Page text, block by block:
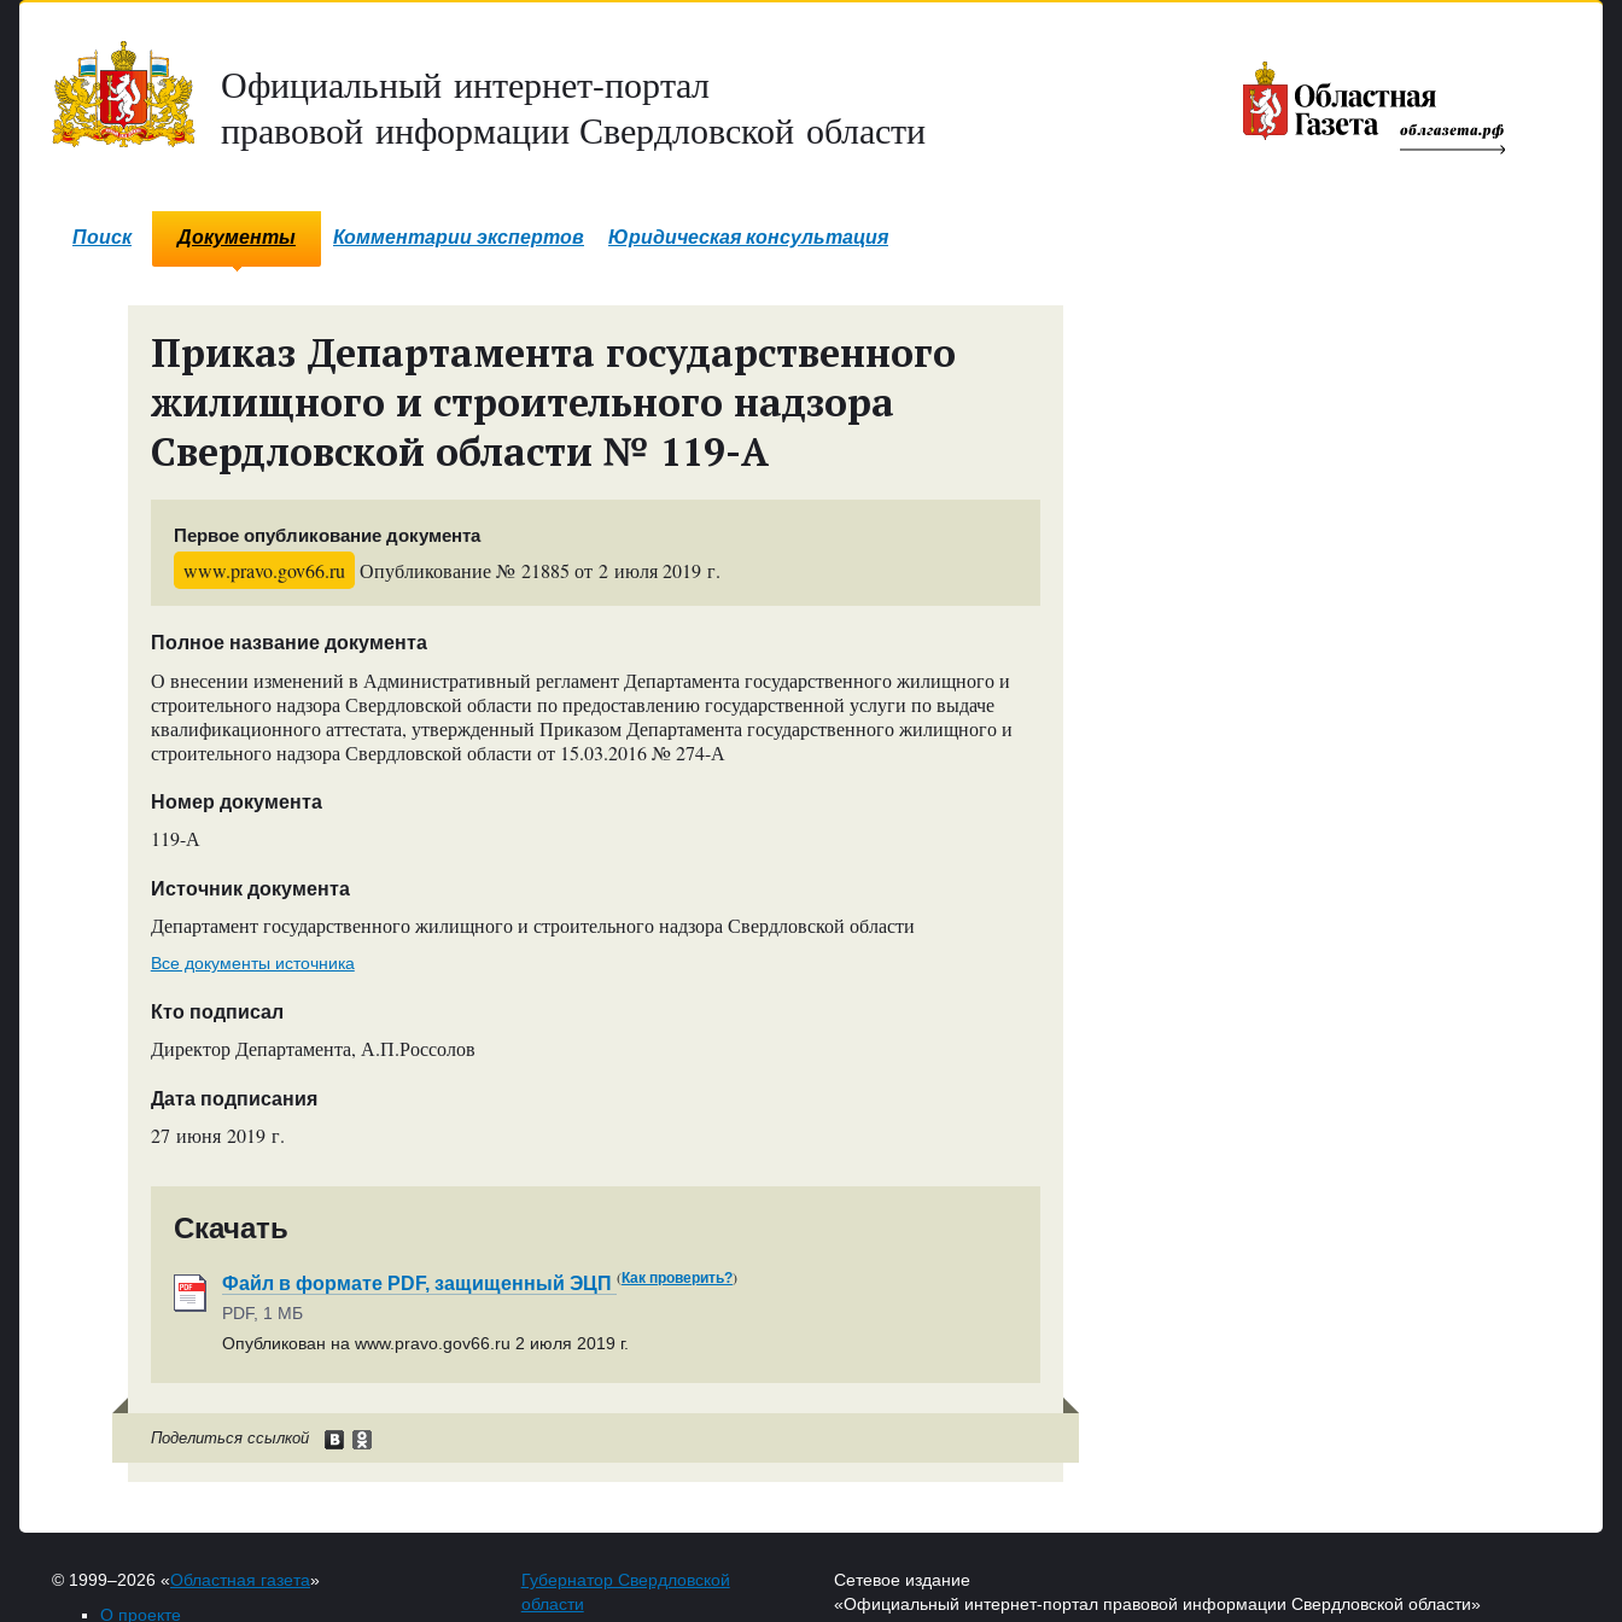
Официальный интернет-портал
правовой информации Свердловской области
Поиск Документы Комментарии экспертов Юридическая консультация
Приказ Департамента государственного
жилищного и строительного надзора
Свердловской области № 119-А
Первое опубликование документа
www.pravo.gov66.ru Опубликование № 21885 от 2 июля 2019 г.
Полное название документа
О внесении изменений в Административный регламент Департамента государственного жилищного и
строительного надзора Свердловской области по предоставлению государственной услуги по выдаче
квалификационного аттестата, утвержденный Приказом Департамента государственного жилищного и
строительного надзора Свердловской области от 15.03.2016 № 274-А
Номер документа
119-А
Источник документа
Департамент государственного жилищного и строительного надзора Свердловской области
Все документы источника
Кто подписал
Директор Департамента, А.П.Россолов
Дата подписания
27 июня 2019 г.
Скачать
Файл в формате PDF, защищенный ЭЦП (Как проверить?)
PDF, 1 МБ
Опубликован на www.pravo.gov66.ru 2 июля 2019 г.
Поделиться ссылкой
© 1999–2026 «Областная газета»
О проекте
Губернатор Свердловской
области
Сетевое издание
«Официальный интернет-портал правовой информации Свердловской области»